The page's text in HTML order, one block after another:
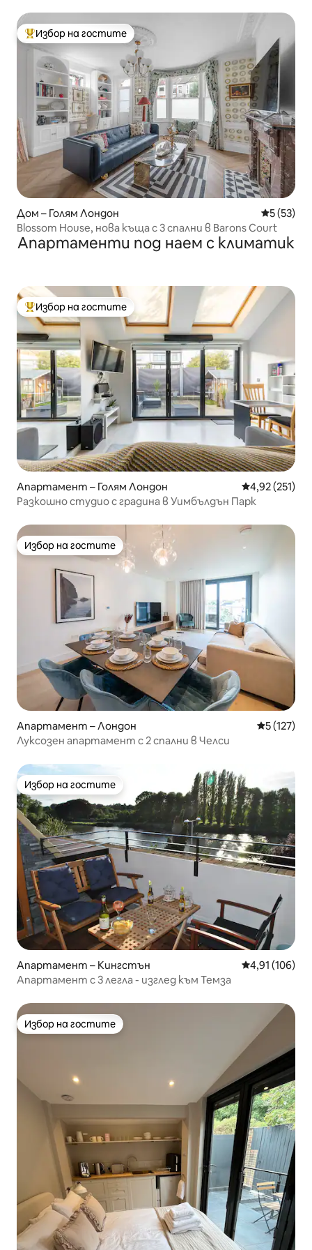
Най-популярен избор на гостите
Избор на гостите
Дом – Голям Лондон Средна
5 (53)
Blossom House, нова къща с 3 спални в Barons Court
Апартаменти под наем с климатик
Най-популярен избор на гостите
Избор на гостите
Апартамент – Голям Лондон Средна
4,92 (251)
Разкошно студио с градина в Уимбълдън Парк
Избор на гостите
Избор на гостите
Апартамент – Лондон Средна
5 (127)
Луксозен апартамент с 2 спални в Челси
Избор на гостите
Избор на гостите
Апартамент – Кингстън Средна
4,91 (106)
Апартамент с 3 легла - изглед към Темза
Избор на гостите
Избор на гостите